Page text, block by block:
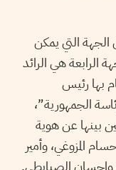
التي يمكن
الرابعة هي الرائد
بها رئيس
الجمهورية”،
بينها عن هوية
المزوغي، وأمير
وإحسان الصبابطي.